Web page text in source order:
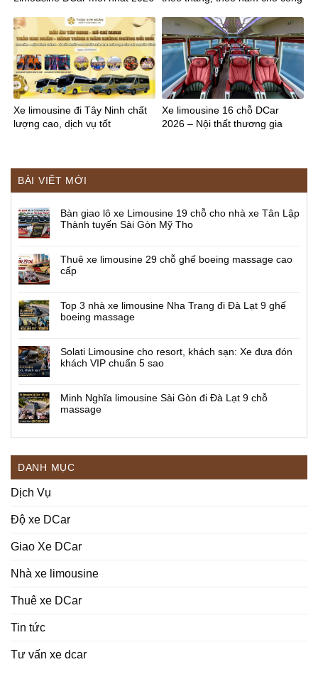
BÀI VIẾT MỚI
Bàn giao lô xe Limousine 19 chỗ cho nhà xe Tân Lập
Thành tuyến Sài Gòn Mỹ Tho
Thuê xe limousine 29 chỗ ghế boeing massage cao
cấp
Top 3 nhà xe limousine Nha Trang đi Đà Lạt 9 ghế
boeing massage
Solati Limousine cho resort, khách sạn: Xe đưa đón
khách VIP chuẩn 5 sao
Minh Nghĩa limousine Sài Gòn đi Đà Lạt 9 chỗ
massage
DANH MỤC
Dịch Vụ
Độ xe DCar
Giao Xe DCar
Nhà xe limousine
Thuê xe DCar
Tin tức
Tư vấn xe dcar
Xe limousine đi Tây Ninh chất
lượng cao, dịch vụ tốt
Xe limousine 16 chỗ DCar
2026 – Nội thất thương gia